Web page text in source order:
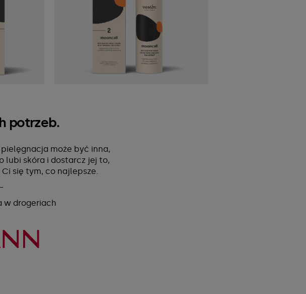
potrzeb.
może być inna,
lubi skóra i dostarcz jej to,
się tym, co najlepsze.
w drogeriach